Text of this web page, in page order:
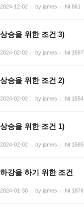
2024-12-02 by james hit 861
상승을 위한 조건 3)
2024-02-02 by james hit 1597
상승을 위한 조건 2)
2024-02-02 by james hit 1554
상승을 위한 조건 1)
2024-02-02 by james hit 1585
하강을 하기 위한 조건
2024-01-30 by james hit 1876